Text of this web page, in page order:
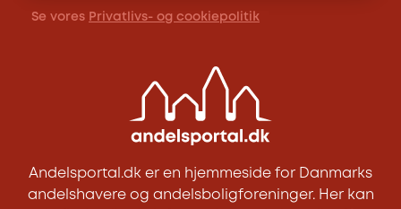
Se vores Privatlivs- og cookiepolitik
Andelsportal.dk er en hjemmeside for Danmarks
andelshavere og andelsboligforeninger. Her kan